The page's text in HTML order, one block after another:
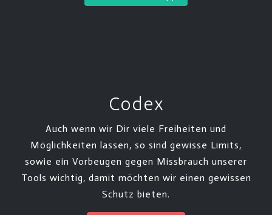
Codex
Auch wenn wir Dir viele Freiheiten und
Möglichkeiten lassen, so sind gewisse Limits,
sowie ein Vorbeugen gegen Missbrauch unserer
Tools wichtig, damit möchten wir einen gewissen
Schutz bieten.